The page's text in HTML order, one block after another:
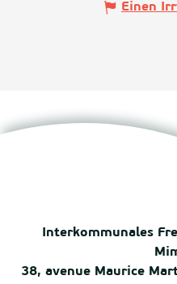
Einen
Interkommunales
38, avenue Maurice